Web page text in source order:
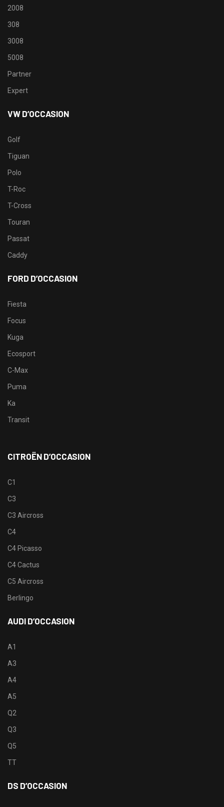
2008
308
3008
5008
Partner
Expert
VW D’OCCASION
Golf
Tiguan
Polo
T-Roc
T-Cross
Touran
Passat
Caddy
FORD D’OCCASION
Fiesta
Focus
Kuga
Ecosport
C-Max
Puma
Ka
Transit
CITROËN D’OCCASION
C1
C3
C3 Aircross
C4
C4 Picasso
C4 Cactus
C5 Aircross
Berlingo
AUDI D’OCCASION
A1
A3
A4
A5
Q2
Q3
Q5
TT
DS D’OCCASION